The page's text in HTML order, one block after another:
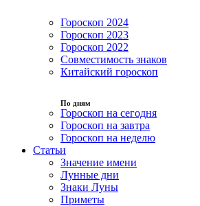
Гороскоп 2024
Гороскоп 2023
Гороскоп 2022
Совместимость знаков
Китайский гороскоп
По дням
Гороскоп на сегодня
Гороскоп на завтра
Гороскоп на неделю
Статьи
Значение имени
Лунные дни
Знаки Луны
Приметы